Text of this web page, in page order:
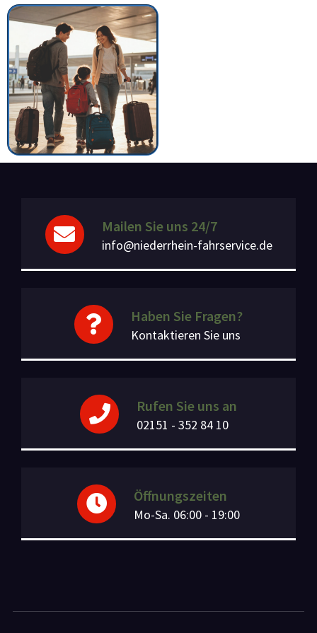
Mailen Sie uns 24/7
info@niederrhein-fahrservice.de
Haben Sie Fragen?
Kontaktieren Sie uns
Rufen Sie uns an
02151 - 352 84 10
Öffnungszeiten
Mo-Sa. 06:00 - 19:00